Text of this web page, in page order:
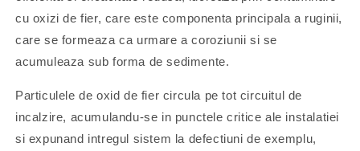
cu oxizi de fier, care este componenta principala a ruginii,
care se formeaza ca urmare a coroziunii si se
acumuleaza sub forma de sedimente.
Particulele de oxid de fier circula pe tot circuitul de
incalzire, acumulandu-se in punctele critice ale instalatiei
si expunand intregul sistem la defectiuni de exemplu,